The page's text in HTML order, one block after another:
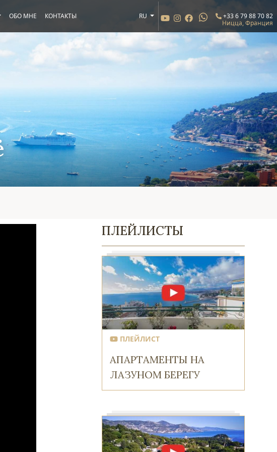
ОБО МНЕ КОНТАКТЫ RU
+33 6 79 88 70 82
Ницца, Франция
ПЛЕЙЛИСТЫ
ПЛЕЙЛИСТ
АПАРТАМЕНТЫ НА
ЛАЗУНОМ БЕРЕГУ